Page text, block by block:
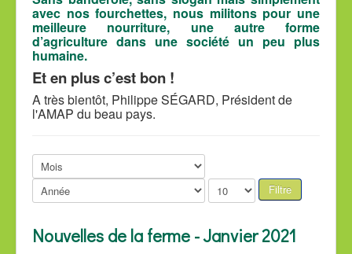
avec nos fourchettes, nous militons pour une
meilleure nourriture, une autre forme
d’agriculture dans une société un peu plus
humaine.
Et en plus c’est bon !
A très bientôt, Philippe SÉGARD, Président de
l'AMAP du beau pays.
Filtre
Nouvelles de la ferme - Janvier 2021